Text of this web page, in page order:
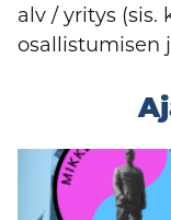
alv / yritys (sis.
osallistumisen